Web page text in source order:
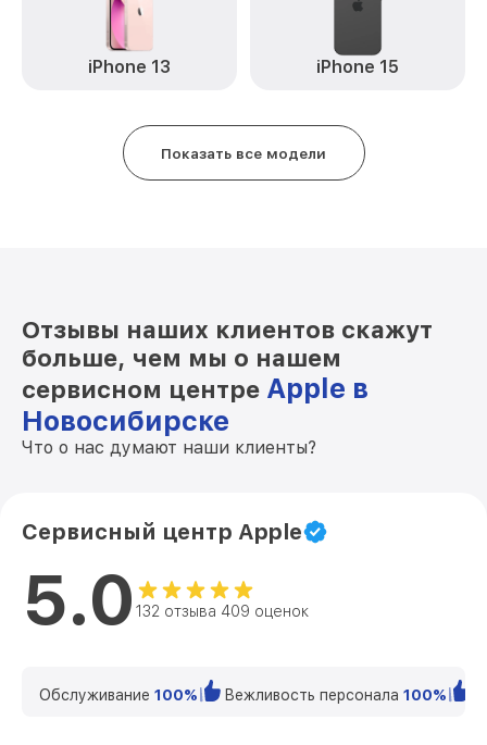
iPhone 13 iPhone 15
Показать все модели
Отзывы наших клиентов скажут
больше, чем мы о нашем
сервисном центре Apple в
Новосибирске
Что о нас думают наши клиенты?
Сервисный центр Apple
5.0 132 отзыва 409 оценок
Обслуживание 100% Вежливость персонала 100%